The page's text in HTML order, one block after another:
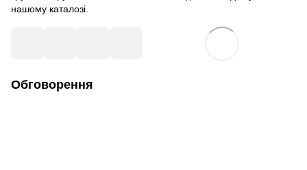
нашому каталозі.
Обговорення